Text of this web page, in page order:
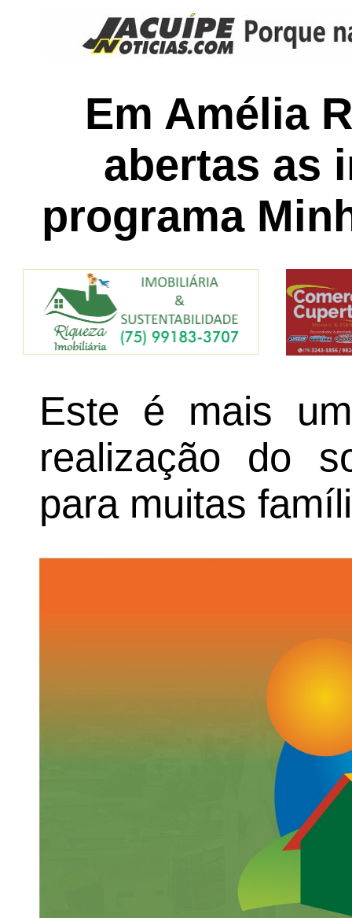
Em Amélia
abertas as
programa
Este é mais
realização do
para muitas